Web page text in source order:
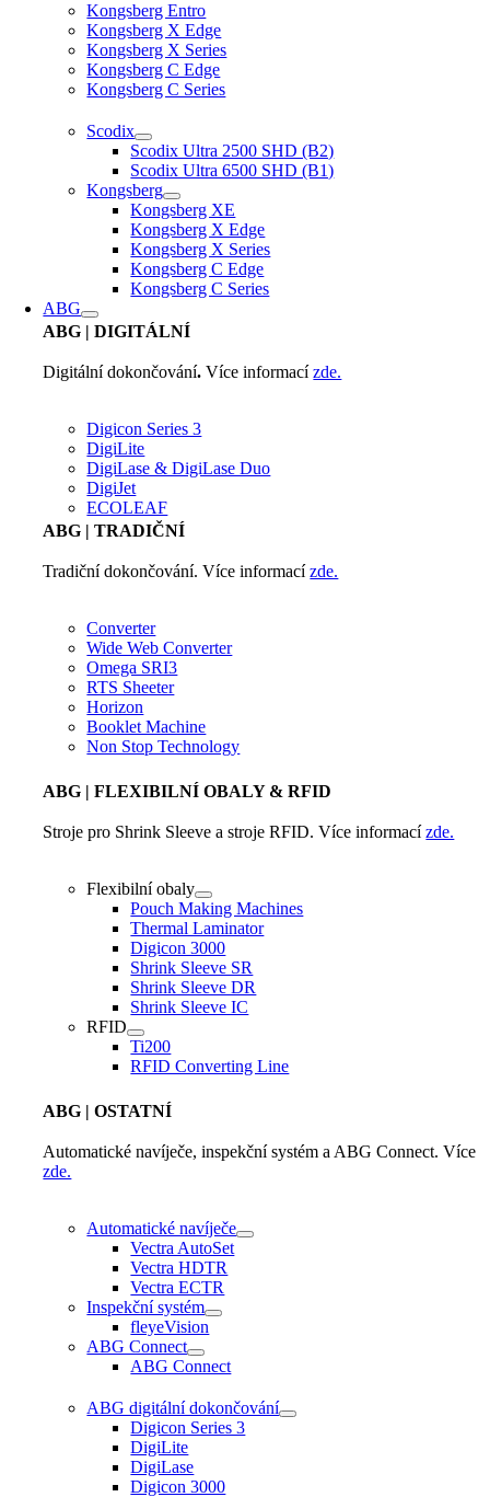
Kongsberg Entro
Kongsberg X Edge
Kongsberg X Series
Kongsberg C Edge
Kongsberg C Series
Scodix
Scodix Ultra 2500 SHD (B2)
Scodix Ultra 6500 SHD (B1)
Kongsberg
Kongsberg XE
Kongsberg X Edge
Kongsberg X Series
Kongsberg C Edge
Kongsberg C Series
ABG
ABG | DIGITÁLNÍ
Digitální dokončování. Více informacízde.
Digicon Series 3
DigiLite
DigiLase & DigiLase Duo
DigiJet
ECOLEAF
ABG | TRADIČNÍ
Tradiční dokončování. Více informacízde.
Converter
Wide Web Converter
Omega SRI3
RTS Sheeter
Horizon
Booklet Machine
Non Stop Technology
ABG | FLEXIBILNÍ OBALY & RFID
Stroje pro Shrink Sleeve a stroje RFID. Více informacízde.
Flexibilní obaly
Pouch Making Machines
Thermal Laminator
Digicon 3000
Shrink Sleeve SR
Shrink Sleeve DR
Shrink Sleeve IC
RFID
Ti200
RFID Converting Line
ABG | OSTATNÍ
Automatické navíječe, inspekční systém a ABG Connect. Více
zde.
Automatické navíječe
Vectra AutoSet
Vectra HDTR
Vectra ECTR
Inspekční systém
fleyeVision
ABG Connect
ABG Connect
ABG digitální dokončování
Digicon Series 3
DigiLite
DigiLase
Digicon 3000